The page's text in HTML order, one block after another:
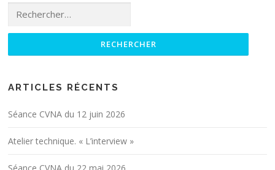
ARTICLES RÉCENTS
Séance CVNA du 12 juin 2026
Atelier technique. « L’interview »